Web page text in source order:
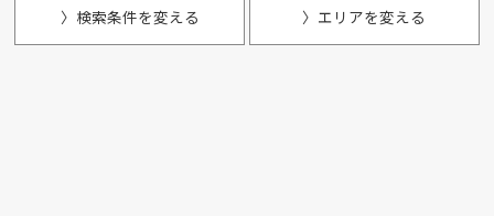
〉検索条件を変える 〉エリアを変える